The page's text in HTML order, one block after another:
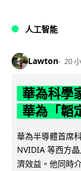
人工智能
Lawton 20
華為科學
華為「韜
華為半導體首席
NVIDIA 等西方
濟效益。他同時